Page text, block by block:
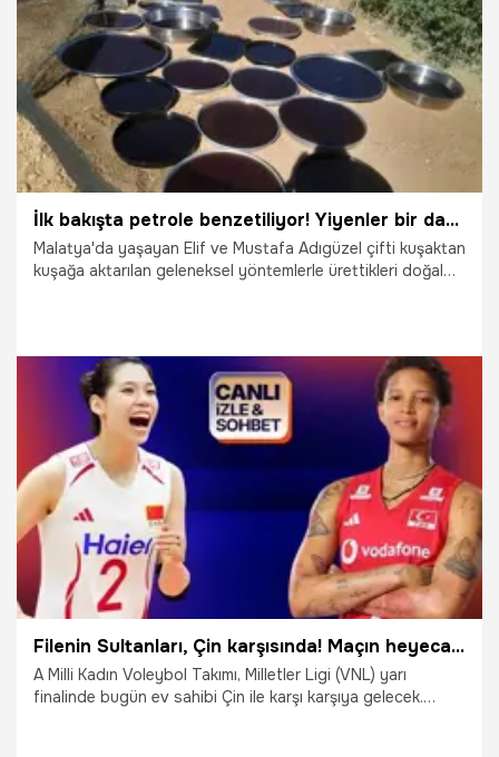
31.07.2026 Vatan TV
İlk bakışta petrole benzetiliyor! Yiyenler bir daha istiyor, uygun fiyatı nedeniyle tercih nedeni oldu
Malatya'da yaşayan Elif ve Mustafa Adıgüzel çifti kuşaktan
kuşağa aktarılan geleneksel yöntemlerle ürettikleri doğal
illerinden ilgi görüyor.
27.07.2026 Malatya
Filenin Sultanları, Çin karşısında! Maçın heyecanı canlı yayın ile Misli'de
A Milli Kadın Voleybol Takımı, Milletler Ligi (VNL) yarı
finalinde bugün ev sahibi Çin ile karşı karşıya gelecek.